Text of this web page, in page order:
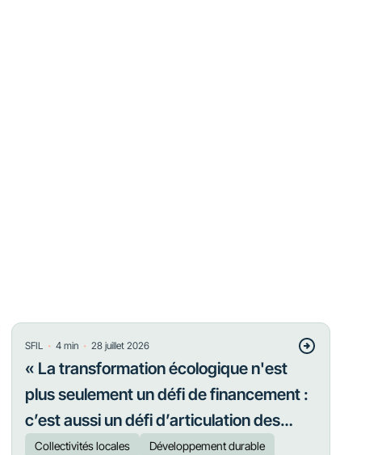
SFIL ・4 min ・28 juillet 2026
« La transformation écologique n'est
plus seulement un défi de financement :
c’est aussi un défi d’articulation des
priorités »
Collectivités locales Développement durable